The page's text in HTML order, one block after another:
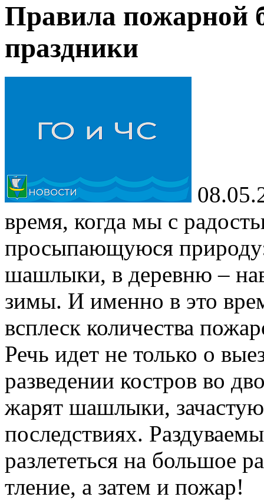
Правила пожарной
праздники
время, когда мы с
просыпающуюся
шашлыки, в деревню –
зимы. И именно в это
всплеск количества
Речь идет не только о
разведении костров во
жарят шашлыки,
последствиях.
разлететься на большое
тление, а затем и пожар!